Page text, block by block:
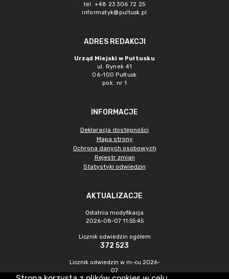
tel. +48 23 306 72 25
informatyk@pultusk.pl
ADRES REDAKCJI
Urząd Miejski w Pułtusku
ul. Rynek 41
06-100 Pułtusk
pok. nr 1
INFORMACJE
Deklaracja dostępności
Mapa strony
Ochrona danych osobowych
Rejestr zmian
Statystyki odwiedzin
AKTUALIZACJE
Ostatnia modyfikacja
2026-08-07 11:55:45
Licznik odwiedzin ogółem
372 523
Licznik odwiedzin w m-cu 2026-
07